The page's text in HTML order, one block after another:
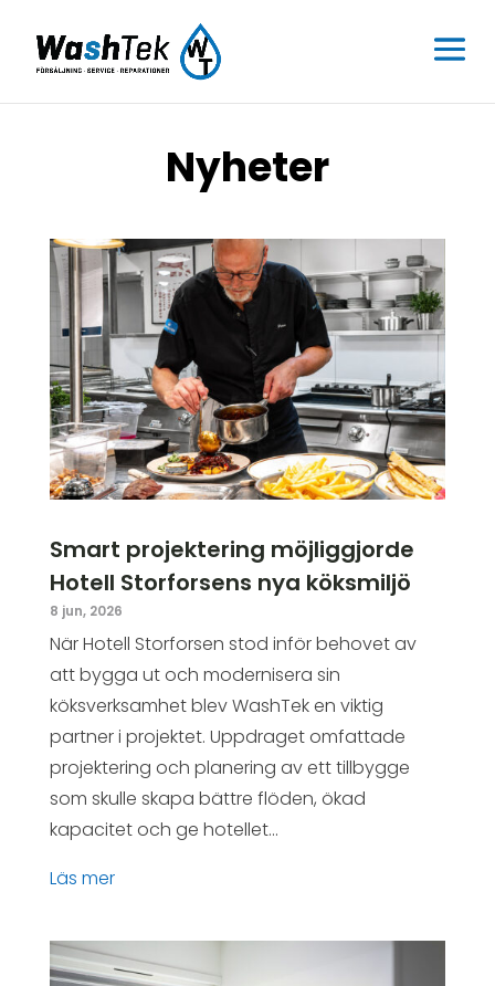
Nyheter
Smart projektering möjliggjorde
Hotell Storforsens nya köksmiljö
8 jun, 2026
När Hotell Storforsen stod inför behovet av
att bygga ut och modernisera sin
köksverksamhet blev WashTek en viktig
partner i projektet. Uppdraget omfattade
projektering och planering av ett tillbygge
som skulle skapa bättre flöden, ökad
kapacitet och ge hotellet...
läs mer